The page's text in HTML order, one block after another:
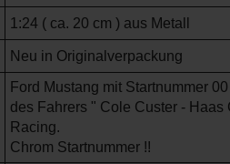
1:24 ( ca. 20 cm ) aus Metall
Neu in Originalverpackung
Ford Mustang mit Startnummer
des Fahrers " Cole Custer -
Racing.
Chrom Startnummer !!